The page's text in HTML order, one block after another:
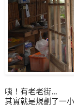
咦！有老老街...
其實就是規劃了一